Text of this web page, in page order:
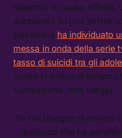
rapporto di causa-effetto,
pubblicato su una rivista
psichiatria ha individuato
messa in onda della serie
tasso di suicidi tra gli
studio in ordine di tempo
correlazione. (the Verge)
Se hai bisogno di parlare
qualcuno che ha